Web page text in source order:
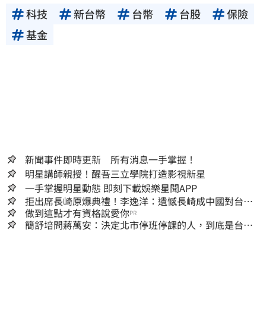
科技 新台幣 台幣 台股
保險
基金
新聞事件即時更新 所有消息一手掌握！
明星講師親授！醒吾三立學院打造影視新星
一手掌握明星動態 即刻下載娛樂星聞APP
拒出席長崎原爆典禮！李逸洋：遺憾長崎成中國對台實
施法律戰的執行工具
做到這點才有資格說愛你PR
簡舒培問蔣萬安：決定北市停班停課的人，到底是台北